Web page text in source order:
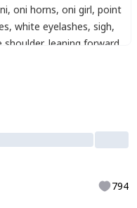
, oni horns, oni girl, point
, white eyelashes, sigh,
shoulder, leaning forward
794